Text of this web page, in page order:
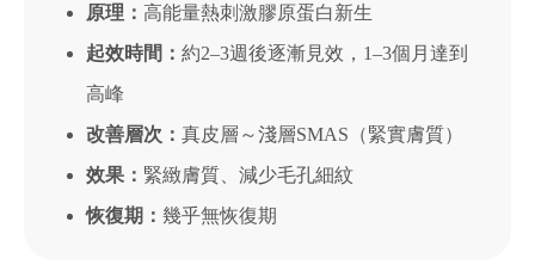
原理： 高能量熱刺激膠原蛋白新生
起效時間： 約2–3週後逐漸見效，1–3個月達到
高峰
改善層次： 真皮層～淺層SMAS（緊實膚質）
效果： 緊緻膚質、減少毛孔細紋
恢復期： 幾乎無恢復期